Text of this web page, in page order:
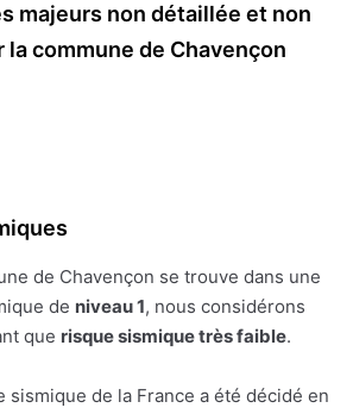
majeurs non détaillée et non
commune de Chavençon
de Chavençon se trouve dans une
de niveau 1, nous considérons
que risque sismique très faible.
sismique de la France a été décidé en